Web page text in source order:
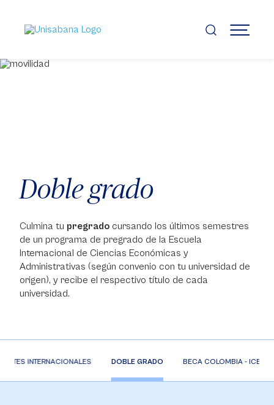
contenido
principal
MENÚ
Doble grado
Culmina tu pregrado cursando los últimos semestres
de un programa de pregrado de la Escuela
Internacional de Ciencias Económicas y
Administrativas (según convenio con tu universidad de
origen), y recibe el respectivo título de cada
universidad.
INTERNACIONALES DOBLE GRADO BECA COLOMBIA - ICETEX